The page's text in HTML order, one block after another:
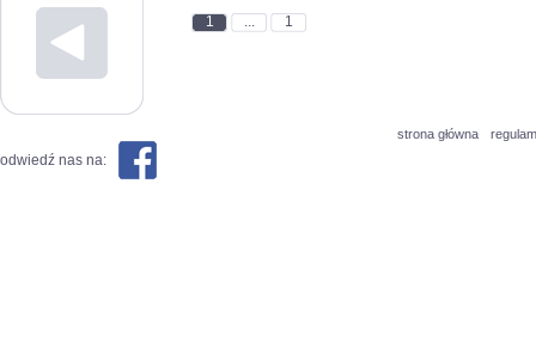
1 ... 1
strona główna
odwiedź nas na: